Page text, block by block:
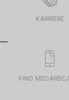
os til at byde
KARRIERE
FIND